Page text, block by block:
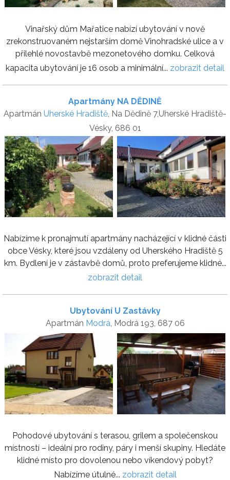
Vinařský dům Mařatice nabízí ubytování v nově
zrekonstruovaném nejstarším domě Vinohradské ulice a v
přilehlé novostavbě mezonetového domku. Celková
kapacita ubytování je 16 osob a minimální... zobrazit detail
Apartmány NA DĚDINĚ
Apartmán Uherské Hradiště , Na Dědině 7,Uherské Hradiště-
Vésky, 686 01
Nabízíme k pronajmutí apartmány nacházející v klidné části
obce Vésky, které jsou vzdáleny od Uherského Hradiště 5
km. Bydlení je v zástavbě domů, proto preferujeme klidné...
zobrazit detail
Ubytování U Zastávky
Apartmán Modrá , Modrá 193, 687 06
Pohodové ubytování s terasou, grilem a společenskou
místností – ideální pro rodiny, páry i menší skupiny. Hledáte
klidné místo pro dovolenou nebo víkendový pobyt?
Nabízíme útulné... zobrazit detail